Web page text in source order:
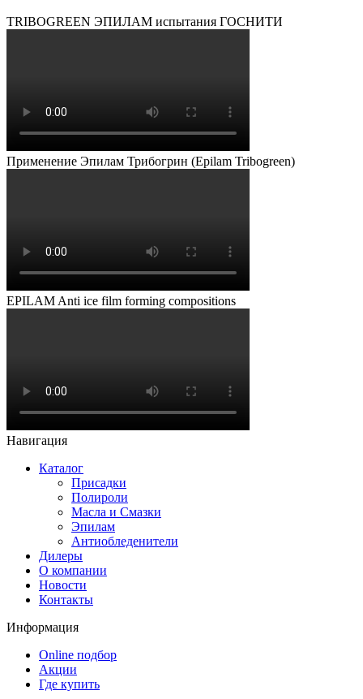
TRIBOGREEN ЭПИЛАМ испытания ГОСНИТИ
Применение Эпилам Трибогрин (Epilam Tribogreen)
EPILAM Anti ice film forming compositions
Навигация
Каталог
Присадки
Полироли
Масла и Смазки
Эпилам
Антиобледенители
Дилеры
О компании
Новости
Контакты
Информация
Online подбор
Акции
Где купить